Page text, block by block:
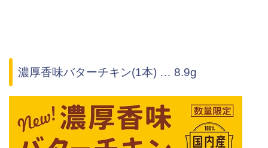
濃厚香味バターチキン(1本) … 8.9g